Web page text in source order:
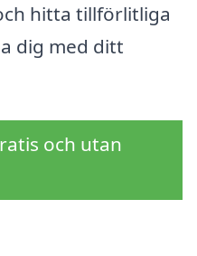
hitta tillförlitliga
dig med ditt
och utan